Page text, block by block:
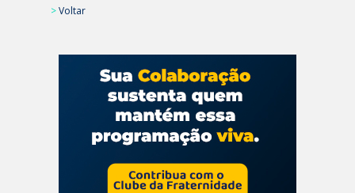
>Voltar